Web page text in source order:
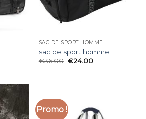
SAC DE SPORT HOMME
sac de sport homme
€36.00 €24.00
Promo !